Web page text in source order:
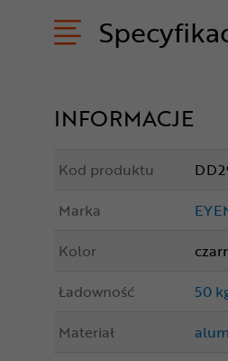
INFORMACJE
Kod produktu
Marka
Kolor
Ładowność
50
Materiał